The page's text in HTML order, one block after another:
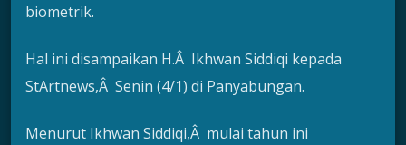
biometrik.
Hal ini disampaikan H.Â Ikhwan Siddiqi kepada
StArtnews,Â Senin (4/1) di Panyabungan.
Menurut Ikhwan Siddiqi,Â mulai tahun ini